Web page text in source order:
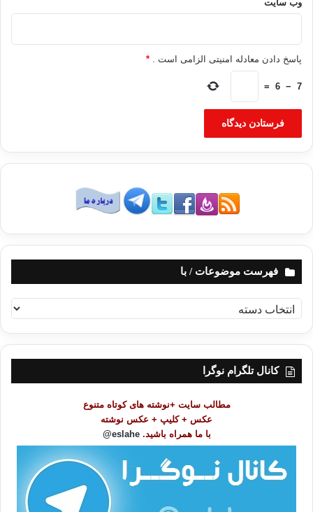
وب‌ سایت
پاسخ دادن معادله امنیتی الزامی است . *
7
−
6
=
فهرست موضوعات / با
ه
ر
کانال تلگرام نوگرا
مطالب سایت +نوشته های کوتاه متنوع
عکس + کلیپ + عکس نوشته
با ما همراه باشید. eslahe@